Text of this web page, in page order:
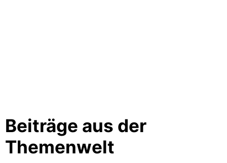
Beiträge aus der
Themenwelt